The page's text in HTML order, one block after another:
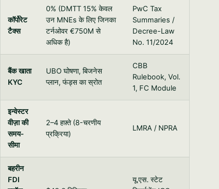
कॉर्पोरेट
टैक्स
0% (DMTT 15% केवल
उन MNEs के लिए जिनका
टर्नओवर €750M से
अधिक है)
PwC Tax
Summaries /
Decree-Law
No. 11/2024
बैंक खाता
KYC
UBO घोषणा, बिजनेस
प्लान, फंड्स का स्रोत
CBB
Rulebook, Vol.
1, FC Module
इन्वेस्टर
वीज़ा की
समय-
सीमा
2–4 हफ़्ते (8-चरणीय
प्रक्रिया)
LMRA / NPRA
बहरीन
FDI
यू.एस. स्टेट